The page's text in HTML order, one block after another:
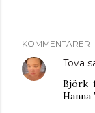
KOMMENTARER
Tova
Hanna